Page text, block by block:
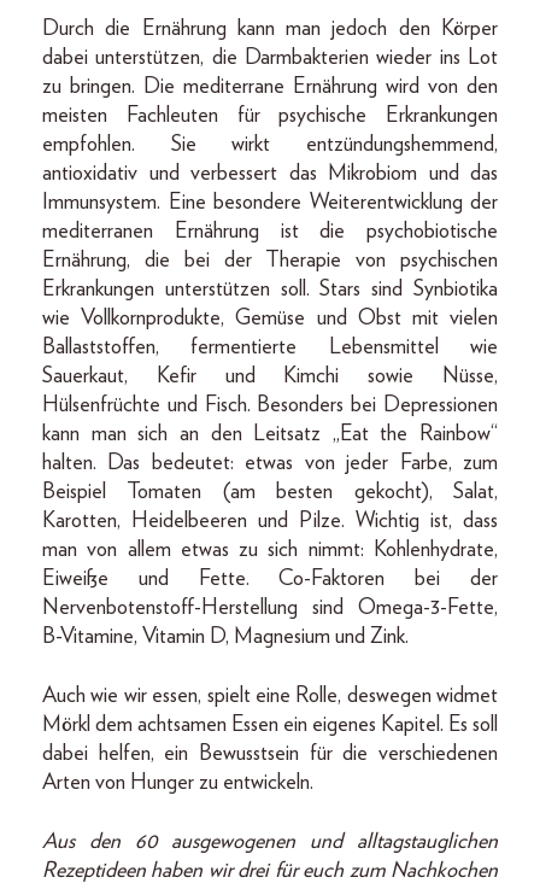
Durch die Ernährung kann man jedoch den Körper
dabei unterstützen, die Darmbakterien wieder ins Lot
zu bringen. Die mediterrane Ernährung wird von den
meisten Fachleuten für psychische Erkrankungen
empfohlen. Sie wirkt entzündungshemmend,
antioxidativ und verbessert das Mikrobiom und das
Immunsystem. Eine besondere Weiterentwicklung der
mediterranen Ernährung ist die psychobiotische
Ernährung, die bei der Therapie von psychischen
Erkrankungen unterstützen soll. Stars sind Synbiotika
wie Vollkornprodukte, Gemüse und Obst mit vielen
Ballaststoffen, fermentierte Lebensmittel wie
Sauerkaut, Kefir und Kimchi sowie Nüsse,
Hülsenfrüchte und Fisch. Besonders bei Depressionen
kann man sich an den Leitsatz „Eat the Rainbow“
halten. Das bedeutet: etwas von jeder Farbe, zum
Beispiel Tomaten (am besten gekocht), Salat,
Karotten, Heidelbeeren und Pilze. Wichtig ist, dass
man von allem etwas zu sich nimmt: Kohlenhydrate,
Eiweiße und Fette. Co-Faktoren bei der
Nervenbotenstoff-Herstellung sind Omega-3-Fette,
B-Vitamine, Vitamin D, Magnesium und Zink.
Auch wie wir essen, spielt eine Rolle, deswegen widmet
Mörkl dem achtsamen Essen ein eigenes Kapitel. Es soll
dabei helfen, ein Bewusstsein für die verschiedenen
Arten von Hunger zu entwickeln.
Aus den 60 ausgewogenen und alltagstauglichen
Rezeptideen haben wir drei für euch zum Nachkochen